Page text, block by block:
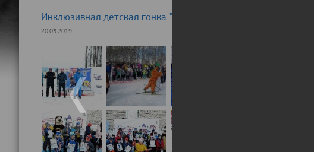
Инклюзивная детская гонка "Лыжня здоровья" 2019
20.03.2019